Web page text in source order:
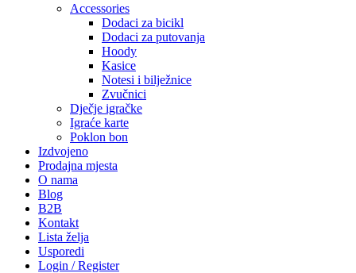
Accessories
Dodaci za bicikl
Dodaci za putovanja
Hoody
Kasice
Notesi i bilježnice
Zvučnici
Dječje igračke
Igraće karte
Poklon bon
Izdvojeno
Prodajna mjesta
O nama
Blog
B2B
Kontakt
Lista želja
Usporedi
Login / Register